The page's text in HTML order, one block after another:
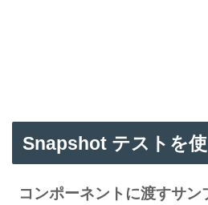
Snapshot テストを
コンポーネントに渡すサン